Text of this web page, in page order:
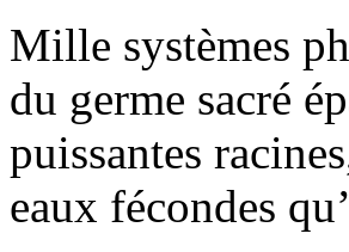
Mille systèmes
du germe sacré
puissantes
eaux fécondes